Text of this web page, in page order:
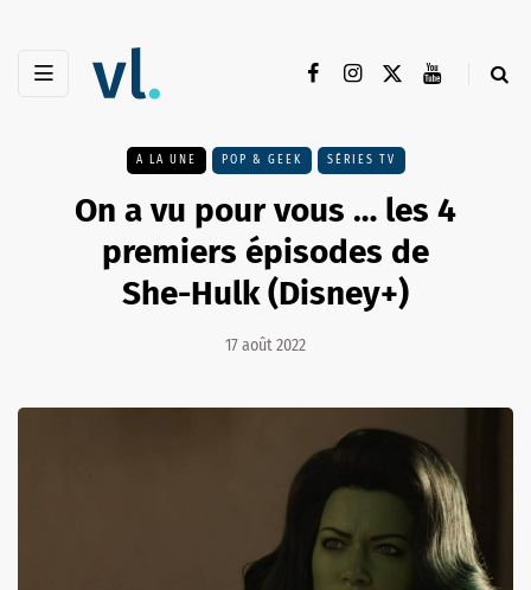
A LA UNE POP & GEEK SÉRIES TV
On a vu pour vous … les 4
premiers épisodes de
She-Hulk (Disney+)
17 août 2022